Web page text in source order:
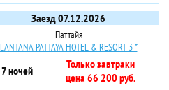
Заезд 07.12.2026
Паттайя
LANTANA PATTAYA HOTEL & RESORT 3 *
7 ночей
Только завтраки
цена 66 200 руб.